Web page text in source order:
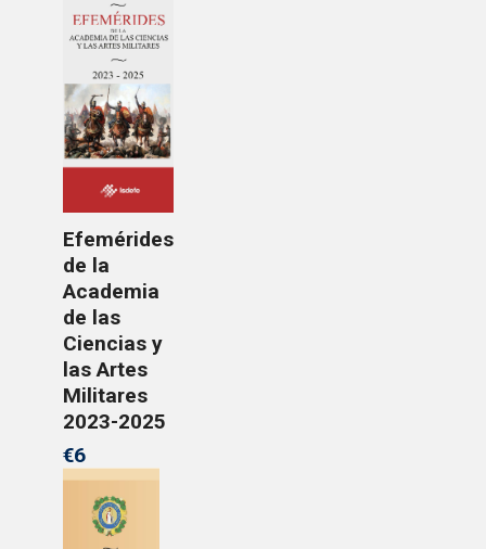
Efemérides
de la
Academia
de las
Ciencias y
las Artes
Militares
2023-2025
€6